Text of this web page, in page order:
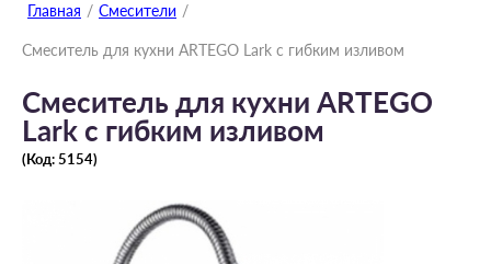
Главная / Смесители /
Смеситель для кухни ARTEGO Lark с гибким изливом
Смеситель для кухни ARTEGO
Lark с гибким изливом
(Код: 5154)